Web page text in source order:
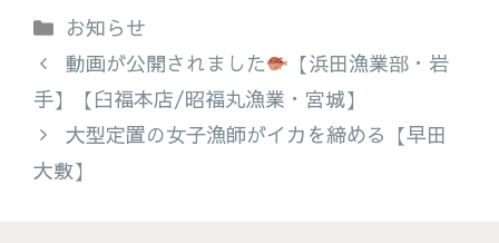
カ
テ
ー
お知らせ
動画が公開されました
【浜田漁業部・岩
手】【臼福本店/昭福丸漁業・宮城】
大型定置の女子漁師がイカを締める【早田
大敷】